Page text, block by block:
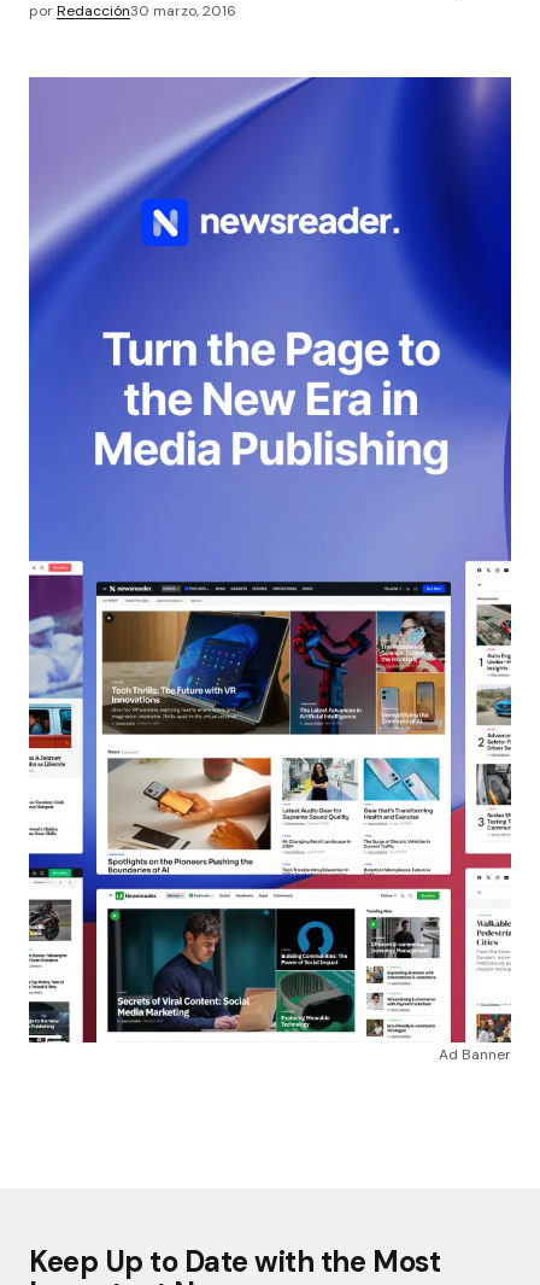
porRedacción30 marzo, 2016
Ad Banner
Keep Up to Date with the Most